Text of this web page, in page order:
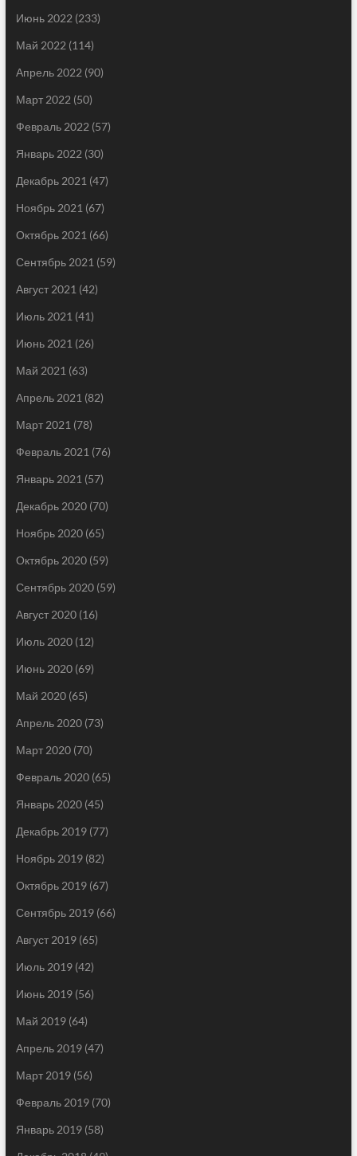
Июнь 2022 (233)
Май 2022 (114)
Апрель 2022 (90)
Март 2022 (50)
Февраль 2022 (57)
Январь 2022 (30)
Декабрь 2021 (47)
Ноябрь 2021 (67)
Октябрь 2021 (66)
Сентябрь 2021 (59)
Август 2021 (42)
Июль 2021 (41)
Июнь 2021 (26)
Май 2021 (63)
Апрель 2021 (82)
Март 2021 (78)
Февраль 2021 (76)
Январь 2021 (57)
Декабрь 2020(70)
Ноябрь 2020(65)
Октябрь 2020(59)
Сентябрь 2020(59)
Август 2020(16)
Июль 2020(12)
Июнь 2020(69)
Май 2020(65)
Апрель 2020(73)
Март 2020(70)
Февраль 2020(65)
Январь 2020(45)
Декабрь 2019(77)
Ноябрь 2019(82)
Октябрь 2019(67)
Сентябрь 2019(66)
Август 2019(65)
Июль 2019(42)
Июнь 2019(56)
Май 2019(64)
Апрель 2019(47)
Март 2019(56)
Февраль 2019(70)
Январь 2019(58)